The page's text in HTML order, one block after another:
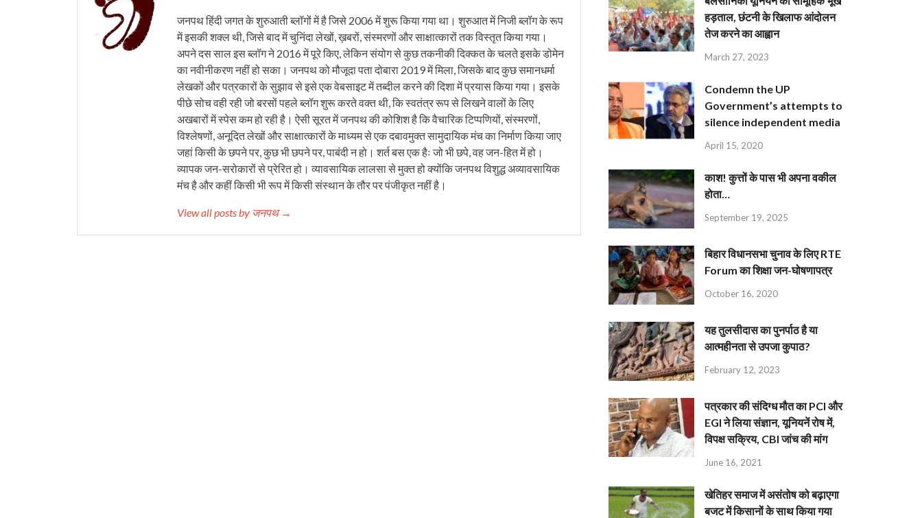
जनपथ हिंदी जगत के शुरुआती ब्लॉगों में है जिसे 2006 में शुरू किया गया था। शुरुआत में निजी ब्लॉग के रूप
में इसकी शक्ल थी, जिसे बाद में चुनिंदा लेखों, ख़बरों, संस्मरणों और साक्षात्कारों तक विस्तृत किया गया।
अपने दस साल इस ब्लॉग ने 2016 में पूरे किए, लेकिन संयोग से कुछ तकनीकी दिक्कत के चलते इसके डोमेन
का नवीनीकरण नहीं हो सका। जनपथ को मौजूदा पता दोबारा 2019 में मिला, जिसके बाद कुछ समानधर्मा
लेखकों और पत्रकारों के सुझाव से इसे एक वेबसाइट में तब्दील करने की दिशा में प्रयास किया गया। इसके
पीछे सोच वही रही जो बरसों पहले ब्लॉग शुरू करते वक्त थी, कि स्वतंत्र रूप से लिखने वालों के लिए
अखबारों में स्पेस कम हो रही है। ऐसी सूरत में जनपथ की कोशिश है कि वैचारिक टिप्पणियों, संस्मरणों,
विश्लेषणों, अनूदित लेखों और साक्षात्कारों के माध्यम से एक दबावमुक्त सामुदायिक मंच का निर्माण किया जाए
जहां किसी के छपने पर, कुछ भी छपने पर, पाबंदी न हो। शर्त बस एक हैः जो भी छपे, वह जन-हित में हो।
व्यापक जन-सरोकारों से प्रेरित हो। व्यावसायिक लालसा से मुक्त हो क्योंकि जनपथ विशुद्ध अव्यावसायिक
मंच है और कहीं किसी भी रूप में किसी संस्थान के तौर पर पंजीकृत नहीं है।
View all posts by जनपथ →
हड़ताल, छंटनी के खिलाफ आंदोलन
तेज करने का आह्वान
March 27, 2023
Condemn the UP
Government’s attempts to
silence independent media
April 15, 2020
काश! कुत्तों के पास भी अपना वकील
होता…
September 19, 2025
बिहार विधानसभा चुनाव के लिए RTE
Forum का शिक्षा जन-घोषणापत्र
October 16, 2020
यह तुलसीदास का पुनर्पाठ है या
आत्महीनता से उपजा कुपाठ?
February 12, 2023
पत्रकार की संदिग्ध मौत का PCI और
EGI ने लिया संज्ञान, यूनियनें रोष में,
विपक्ष सक्रिय, CBI जांच की मांग
June 16, 2021
खेतिहर समाज में असंतोष को बढ़ाएगा
बजट में किसानों के साथ किया गया